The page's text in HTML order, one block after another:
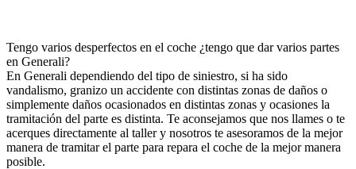
Tengo varios desperfectos en el coche ¿tengo que dar varios partes
en Generali?
En Generali dependiendo del tipo de siniestro, si ha sido
vandalismo, granizo un accidente con distintas zonas de daños o
simplemente daños ocasionados en distintas zonas y ocasiones la
tramitación del parte es distinta. Te aconsejamos que nos llames o te
acerques directamente al taller y nosotros te asesoramos de la mejor
manera de tramitar el parte para repara el coche de la mejor manera
posible.